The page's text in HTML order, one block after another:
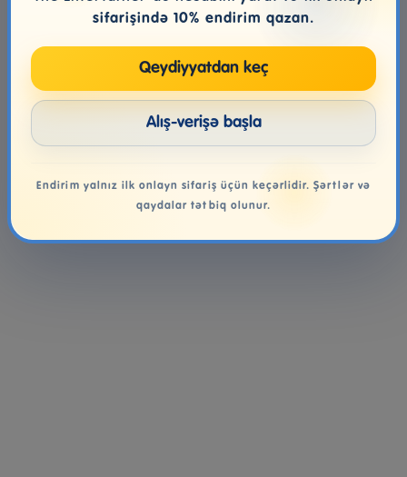
299.00₼
sifarişində 10% endirim qazan.
Qeydiyyatdan keç
Alış-verişə başla
Endirim yalnız ilk onlayn sifariş üçün keçərlidir. Şərtlər və
qaydalar tətbiq olunur.